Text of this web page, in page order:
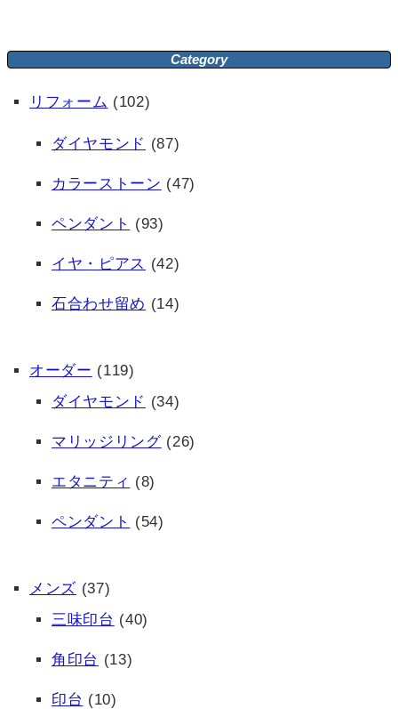
Category
リフォーム (102)
ダイヤモンド (87)
カラーストーン (47)
ペンダント (93)
イヤ・ピアス (42)
石合わせ留め (14)
オーダー (119)
ダイヤモンド (34)
マリッジリング(26)
エタニティ (8)
ペンダント (54)
メンズ (37)
三味印台 (40)
角印台 (13)
印台 (10)